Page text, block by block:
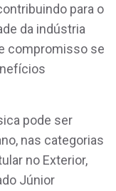
para o
da indústria
compromisso se
pode ser
nas categorias
no Exterior,
Júnior